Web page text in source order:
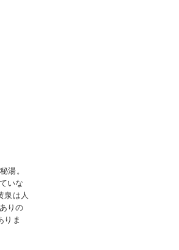
湯。
いな
泉は人
りの
りま